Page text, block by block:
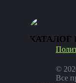
КАТАЛОГ
©
Все